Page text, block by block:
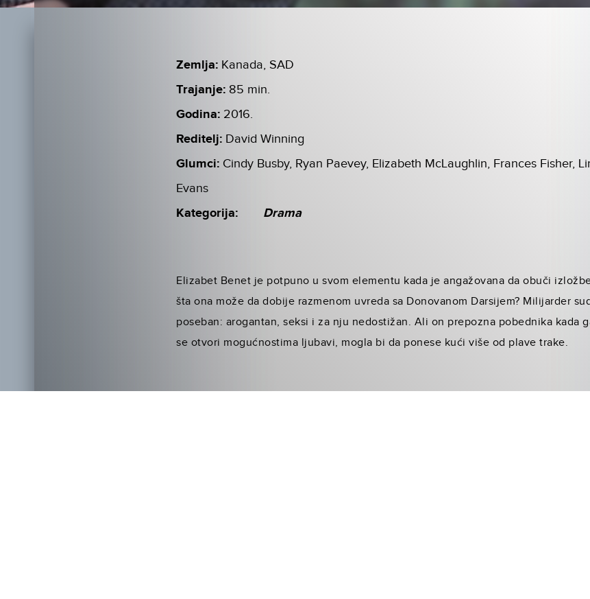
Zemlja: Kanada, SAD
Trajanje: 85 min.
Godina: 2016.
Reditelj: David Winning
Glumci: Cindy Busby, Ryan Paevey, Elizabeth McLaughlin, Frances Fisher,
Evans
Kategorija: Drama
Elizabet Benet je potpuno u svom elementu kada je angažovana da obuči
šta ona može da dobije razmenom uvreda sa Donovanom Darsijem? Milijarder
poseban: arogantan, seksi i za nju nedostižan. Ali on prepozna pobednika kada
se otvori mogućnostima ljubavi, mogla bi da ponese kući više od plave trake.